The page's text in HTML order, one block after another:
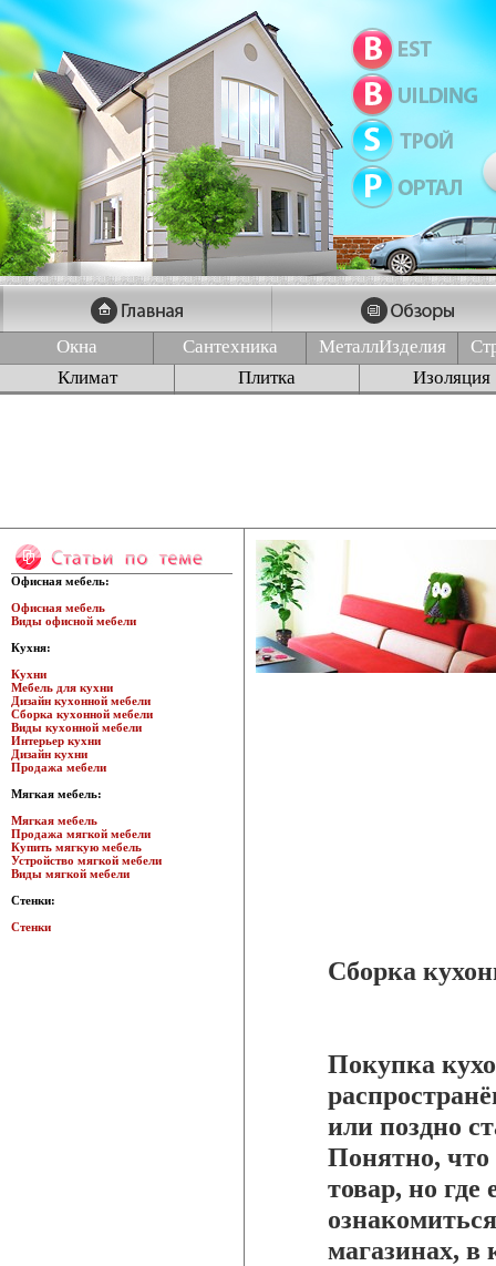
Окна Сантехника МеталлИзделия
Климат
Плитка Изоляция
Офисная мебель:
Офисная мебель
Виды офисной мебели
Кухня:
Кухни
Мебель для кухни
Дизайн кухонной мебели
Сборка кухонной мебели
Виды кухонной мебели
Интерьер кухни
Дизайн кухни
Продажа мебели
Мягкая мебель:
Мягкая мебель
Продажа мягкой мебели
Купить мягкую мебель
Устройство мягкой мебели
Виды мягкой мебели
Стенки:
Стенки
Сборка
Покупка
или поздно
Понятно,
товар, но
магазинах, в